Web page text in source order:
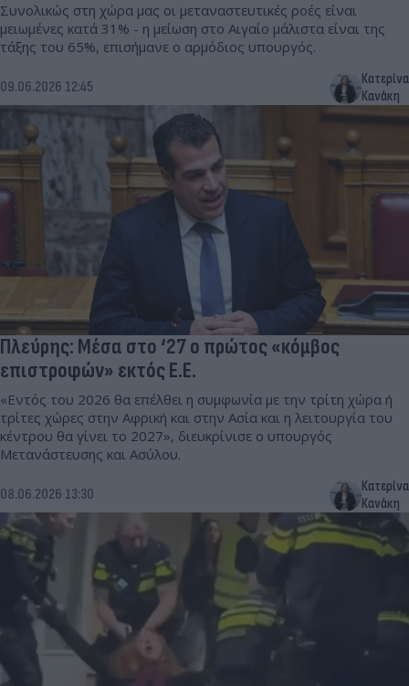
Συνολικώς στη χώρα μας οι μεταναστευτικές ροές είναι
μειωμένες κατά 31% - η μείωση στο Αιγαίο μάλιστα είναι της
τάξης του 65%, επισήμανε ο αρμόδιος υπουργός.
09.06.2026 12:45
Κατερίνα
Κανάκη
Πλεύρης: Μέσα στο ‘27 ο πρώτος «κόμβος
επιστροφών» εκτός Ε.Ε.
«Εντός του 2026 θα επέλθει η συμφωνία με την τρίτη χώρα ή
τρίτες χώρες στην Αφρική και στην Ασία και η λειτουργία του
κέντρου θα γίνει το 2027», διευκρίνισε ο υπουργός
Μετανάστευσης και Ασύλου.
08.06.2026 13:30
Κατερίνα
Κανάκη